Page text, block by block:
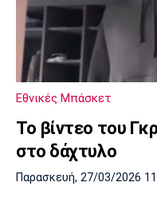
Εθνικές Μπάσκετ
Το βίντεο του
στο δάχτυλο
Παρασκευή, 27/03/2026